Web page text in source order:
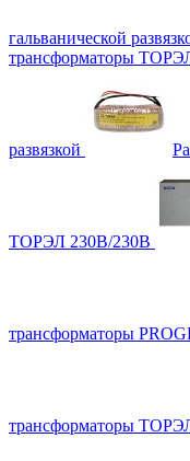
гальванической
трансформаторы
развязкой
ТОРЭЛ 230В/230В
трансформаторы
трансформаторы